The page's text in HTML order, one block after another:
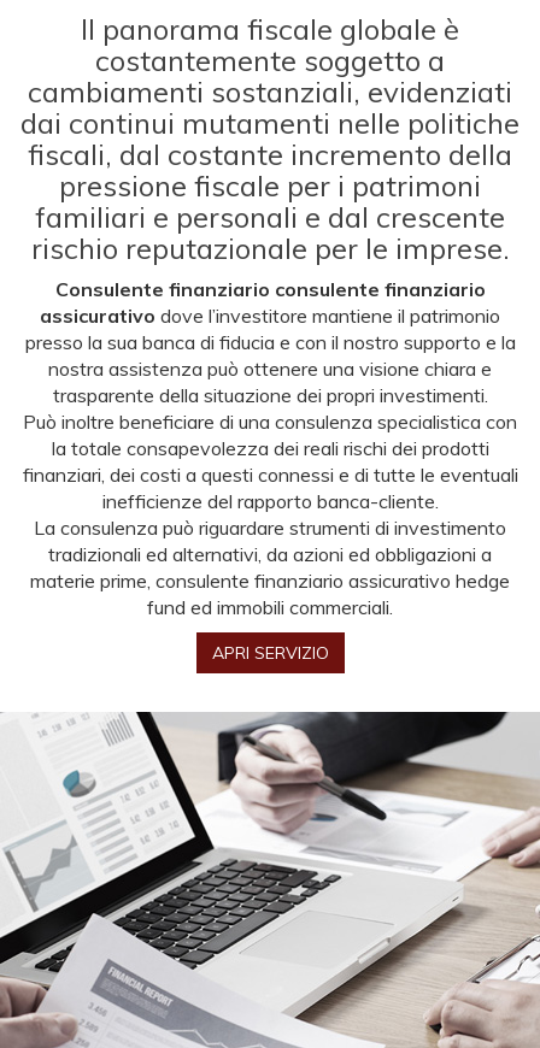
Il panorama fiscale globale è
costantemente soggetto a
cambiamenti sostanziali, evidenziati
dai continui mutamenti nelle politiche
fiscali, dal costante incremento della
pressione fiscale per i patrimoni
familiari e personali e dal crescente
rischio reputazionale per le imprese.
Consulente finanziario consulente finanziario
assicurativo dove l’investitore mantiene il patrimonio
presso la sua banca di fiducia e con il nostro supporto e la
nostra assistenza può ottenere una visione chiara e
trasparente della situazione dei propri investimenti.
Può inoltre beneficiare di una consulenza specialistica con
la totale consapevolezza dei reali rischi dei prodotti
finanziari, dei costi a questi connessi e di tutte le eventuali
inefficienze del rapporto banca-cliente.
La consulenza può riguardare strumenti di investimento
tradizionali ed alternativi, da azioni ed obbligazioni a
materie prime, consulente finanziario assicurativo hedge
fund ed immobili commerciali.
APRI SERVIZIO